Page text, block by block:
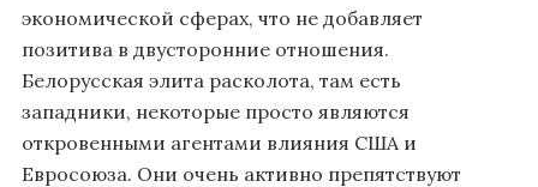
экономической сферах, что не добавляет
позитива в двусторонние отношения.
Белорусская элита расколота, там есть
западники, некоторые просто являются
откровенными агентами влияния США и
Евросоюза. Они очень активно препятствуют